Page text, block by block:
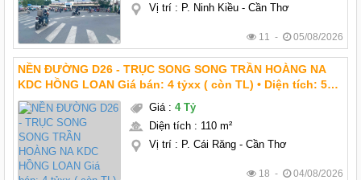
Vị trí: P. Ninh Kiều - Cần Thơ
11 - 05/08/2026
NỀN ĐƯỜNG D26 - TRỤC SONG SONG TRẦN HOÀNG NA
KDC HỒNG LOAN Giá bán: 4 tỷxx ( còn TL) • Diện tích: 5m
x 22m = 110m2 • Hướng: Tây Nam • Lộ giới : 20m
Giá: 4 Tỷ
Diện tích: 110 m²
Vị trí: P. Cái Răng - Cần Thơ
18 - 04/08/2026